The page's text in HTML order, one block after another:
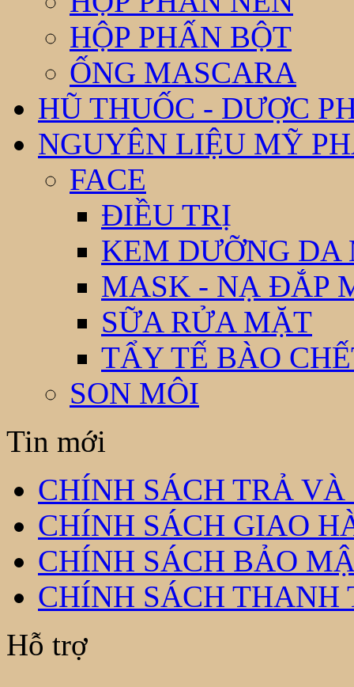
HỘP PHẤN BỘT
ỐNG MASCARA
HŨ THUỐC - DƯỢC
NGUYÊN LIỆU MỸ
FACE
ĐIỀU TRỊ
KEM DƯỠNG DA
MASK - NẠ ĐẮP
SỮA RỬA MẶT
TẨY TẾ BÀO
SON MÔI
Tin mới
CHÍNH SÁCH TRẢ
CHÍNH SÁCH GIAO
CHÍNH SÁCH BẢO
CHÍNH SÁCH THANH
Hỗ trợ